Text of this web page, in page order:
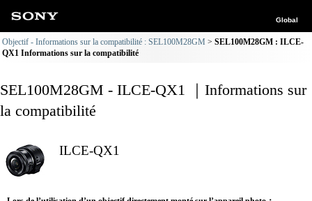
Global
Objectif - Informations sur la compatibilité : SEL100M28GM
SEL100M28GM : ILCE-
QX1 Informations sur la compatibilité
SEL100M28GM - ILCE-QX1 ｜Informations sur
la compatibilité
ILCE-QX1